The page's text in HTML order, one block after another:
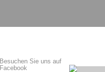
Besuchen Sie uns auf
Facebook